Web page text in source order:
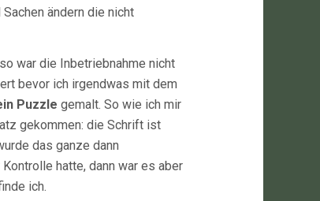
ändern die nicht
war die Inbetriebnahme nicht
bevor ich irgendwas mit dem
Puzzle gemalt. So wie ich mir
gekommen: die Schrift ist
das ganze dann
hatte, dann war es aber
ich.